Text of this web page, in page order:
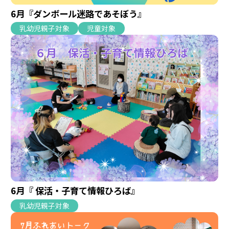
6月『ダンボール迷路であそぼう』
乳幼児親子対象 児童対象
6月『 保活・子育て情報ひろば』
乳幼児親子対象